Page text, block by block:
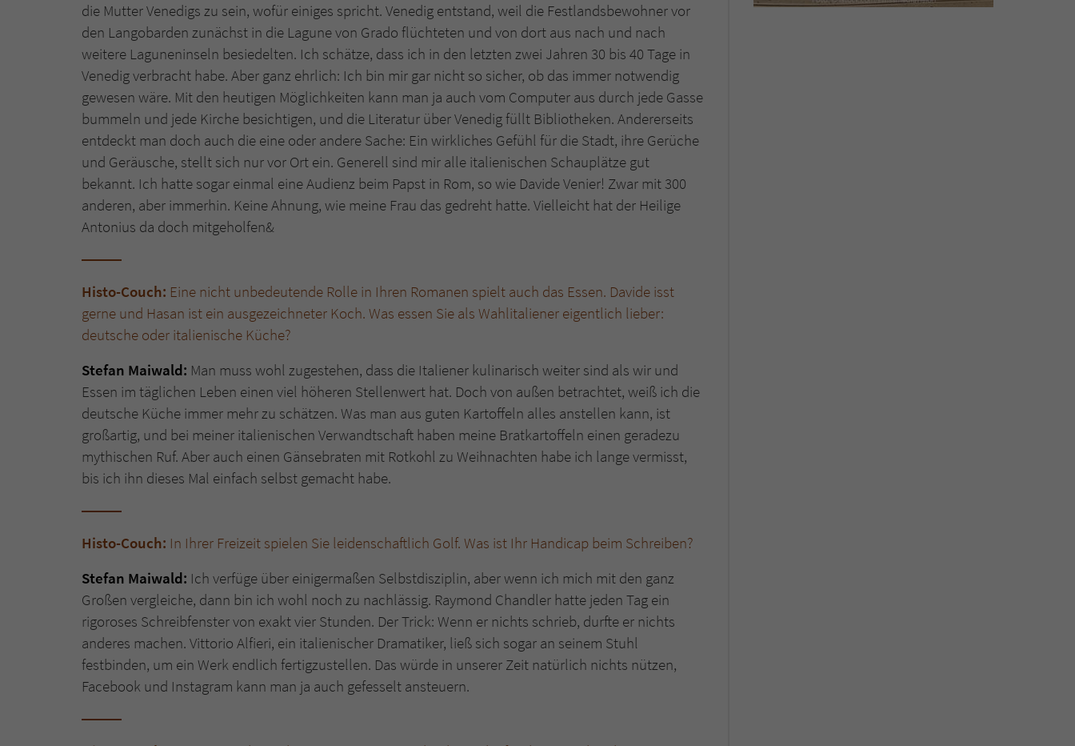
die Mutter Venedigs zu sein, wofür einiges spricht. Venedig entstand, weil die Festlandsbewohner vor
den Langobarden zunächst in die Lagune von Grado flüchteten und von dort aus nach und nach
weitere Laguneninseln besiedelten. Ich schätze, dass ich in den letzten zwei Jahren 30 bis 40 Tage in
Venedig verbracht habe. Aber ganz ehrlich: Ich bin mir gar nicht so sicher, ob das immer notwendig
gewesen wäre. Mit den heutigen Möglichkeiten kann man ja auch vom Computer aus durch jede Gasse
bummeln und jede Kirche besichtigen, und die Literatur über Venedig füllt Bibliotheken. Andererseits
entdeckt man doch auch die eine oder andere Sache: Ein wirkliches Gefühl für die Stadt, ihre Gerüche
und Geräusche, stellt sich nur vor Ort ein. Generell sind mir alle italienischen Schauplätze gut
bekannt. Ich hatte sogar einmal eine Audienz beim Papst in Rom, so wie Davide Venier! Zwar mit 300
anderen, aber immerhin. Keine Ahnung, wie meine Frau das gedreht hatte. Vielleicht hat der Heilige
Antonius da doch mitgeholfen&
Histo-Couch: Eine nicht unbedeutende Rolle in Ihren Romanen spielt auch das Essen. Davide isst
gerne und Hasan ist ein ausgezeichneter Koch. Was essen Sie als Wahlitaliener eigentlich lieber:
deutsche oder italienische Küche?
Stefan Maiwald: Man muss wohl zugestehen, dass die Italiener kulinarisch weiter sind als wir und
Essen im täglichen Leben einen viel höheren Stellenwert hat. Doch von außen betrachtet, weiß ich die
deutsche Küche immer mehr zu schätzen. Was man aus guten Kartoffeln alles anstellen kann, ist
großartig, und bei meiner italienischen Verwandtschaft haben meine Bratkartoffeln einen geradezu
mythischen Ruf. Aber auch einen Gänsebraten mit Rotkohl zu Weihnachten habe ich lange vermisst,
bis ich ihn dieses Mal einfach selbst gemacht habe.
Histo-Couch: In Ihrer Freizeit spielen Sie leidenschaftlich Golf. Was ist Ihr Handicap beim Schreiben?
Stefan Maiwald: Ich verfüge über einigermaßen Selbstdisziplin, aber wenn ich mich mit den ganz
Großen vergleiche, dann bin ich wohl noch zu nachlässig. Raymond Chandler hatte jeden Tag ein
rigoroses Schreibfenster von exakt vier Stunden. Der Trick: Wenn er nichts schrieb, durfte er nichts
anderes machen. Vittorio Alfieri, ein italienischer Dramatiker, ließ sich sogar an seinem Stuhl
festbinden, um ein Werk endlich fertigzustellen. Das würde in unserer Zeit natürlich nichts nützen,
Facebook und Instagram kann man ja auch gefesselt ansteuern.